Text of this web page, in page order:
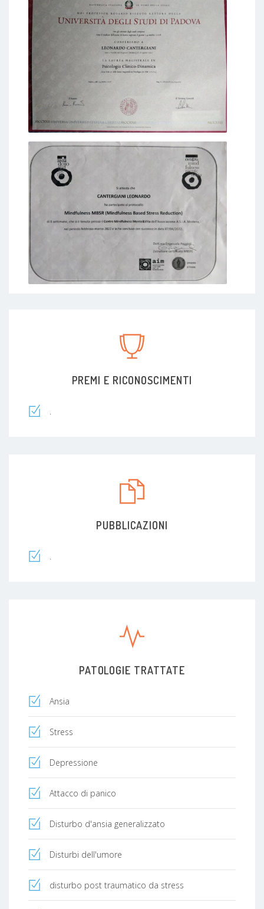
PREMI E RICONOSCIMENTI
.
PUBBLICAZIONI
.
PATOLOGIE TRATTATE
Ansia
Stress
Depressione
Attacco di panico
Disturbo d'ansia generalizzato
Disturbi dell'umore
disturbo post traumatico da stress